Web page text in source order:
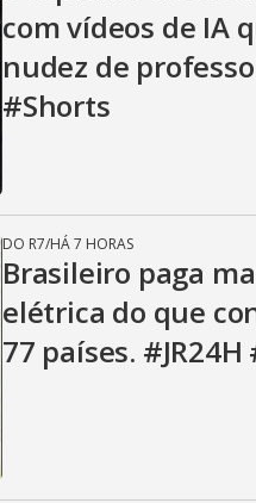
com vídeos de IA
nudez de
#Shorts
DO R7/HÁ 7 HORAS
Brasileiro paga
elétrica do que
77 países.